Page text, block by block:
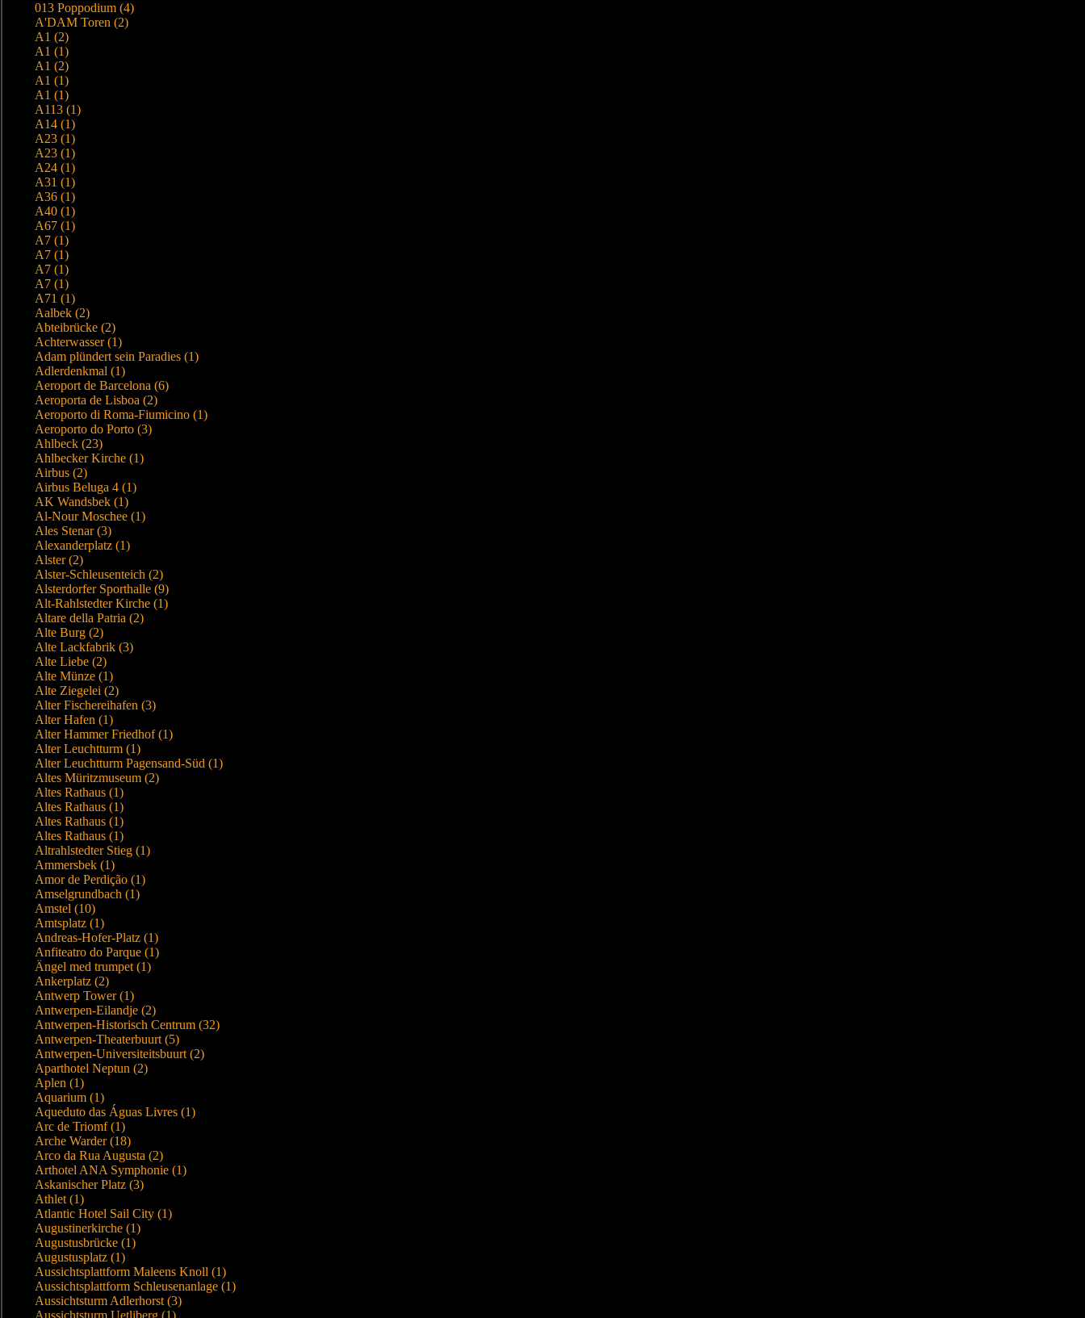
013 Poppodium (4)
A'DAM Toren (2)
A1 (2)
A1 (1)
A1 (2)
A1 (1)
A1 (1)
A113 (1)
A14 (1)
A23 (1)
A23 (1)
A24 (1)
A31 (1)
A36 (1)
A40 (1)
A67 (1)
A7 (1)
A7 (1)
A7 (1)
A7 (1)
A71 (1)
Aalbek (2)
Abteibrücke (2)
Achterwasser (1)
Adam plündert sein Paradies (1)
Adlerdenkmal (1)
Aeroport de Barcelona (6)
Aeroporta de Lisboa (2)
Aeroporto di Roma-Fiumicino (1)
Aeroporto do Porto (3)
Ahlbeck (23)
Ahlbecker Kirche (1)
Airbus (2)
Airbus Beluga 4 (1)
AK Wandsbek (1)
Al-Nour Moschee (1)
Ales Stenar (3)
Alexanderplatz (1)
Alster (2)
Alster-Schleusenteich (2)
Alsterdorfer Sporthalle (9)
Alt-Rahlstedter Kirche (1)
Altare della Patria (2)
Alte Burg (2)
Alte Lackfabrik (3)
Alte Liebe (2)
Alte Münze (1)
Alte Ziegelei (2)
Alter Fischereihafen (3)
Alter Hafen (1)
Alter Hammer Friedhof (1)
Alter Leuchtturm (1)
Alter Leuchtturm Pagensand-Süd (1)
Altes Müritzmuseum (2)
Altes Rathaus (1)
Altes Rathaus (1)
Altes Rathaus (1)
Altes Rathaus (1)
Altrahlstedter Stieg (1)
Ammersbek (1)
Amor de Perdição (1)
Amselgrundbach (1)
Amstel (10)
Amtsplatz (1)
Andreas-Hofer-Platz (1)
Anfiteatro do Parque (1)
Ängel med trumpet (1)
Ankerplatz (2)
Antwerp Tower (1)
Antwerpen-Eilandje (2)
Antwerpen-Historisch Centrum (32)
Antwerpen-Theaterbuurt (5)
Antwerpen-Universiteitsbuurt (2)
Aparthotel Neptun (2)
Aplen (1)
Aquarium (1)
Aqueduto das Águas Livres (1)
Arc de Triomf (1)
Arche Warder (18)
Arco da Rua Augusta (2)
Arthotel ANA Symphonie (1)
Askanischer Platz (3)
Athlet (1)
Atlantic Hotel Sail City (1)
Augustinerkirche (1)
Augustusbrücke (1)
Augustusplatz (1)
Aussichtsplattform Maleens Knoll (1)
Aussichtsplattform Schleusenanlage (1)
Aussichtsturm Adlerhorst (3)
Aussichtsturm Uetliberg (1)